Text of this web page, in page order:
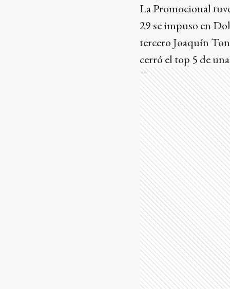
La Promocional
29 se impuso en
tercero Joaquín
cerró el top 5 de
Ads